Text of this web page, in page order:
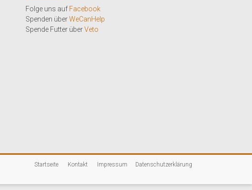
Folge uns auf Facebook
Spenden überWeCanHelp
Spende Futter überVeto
Startseite Kontakt Impressum Datenschutzerklärung